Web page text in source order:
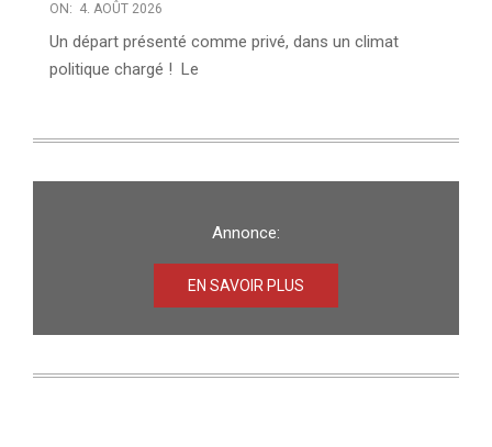
ON: 4. AOÛT 2026
Un départ présenté comme privé, dans un climat
politique chargé ! Le
Annonce:
EN SAVOIR PLUS